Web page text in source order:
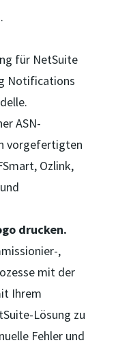
für NetSuite
Notifications
ASN-
vorgefertigten
Ozlink,
drucken.
,
mit der
Ihrem
Lösung zu
Fehler und